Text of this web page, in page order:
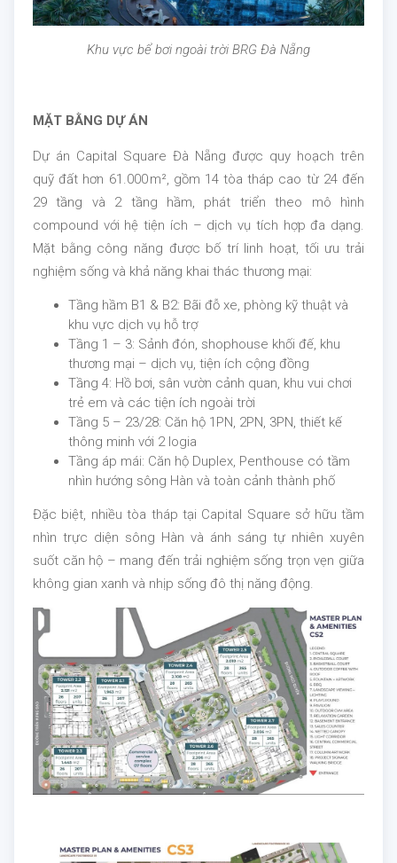
Khu vực bể bơi ngoài trời BRG Đà Nẵng
MẶT BẰNG DỰ ÁN
Dự án Capital Square Đà Nẵng được quy hoạch trên
quỹ đất hơn 61.000 m², gồm 14 tòa tháp cao từ 24 đến
29 tầng và 2 tầng hầm, phát triển theo mô hình
compound với hệ tiện ích – dịch vụ tích hợp đa dạng.
Mặt bằng công năng được bố trí linh hoạt, tối ưu trải
nghiệm sống và khả năng khai thác thương mại:
Tầng hầm B1 & B2: Bãi đỗ xe, phòng kỹ thuật và
khu vực dịch vụ hỗ trợ
Tầng 1 – 3: Sảnh đón, shophouse khối đế, khu
thương mại – dịch vụ, tiện ích cộng đồng
Tầng 4: Hồ bơi, sân vườn cảnh quan, khu vui chơi
trẻ em và các tiện ích ngoài trời
Tầng 5 – 23/28: Căn hộ 1PN, 2PN, 3PN, thiết kế
thông minh với 2 logia
Tầng áp mái: Căn hộ Duplex, Penthouse có tầm
nhìn hướng sông Hàn và toàn cảnh thành phố
Đặc biệt, nhiều tòa tháp tại Capital Square sở hữu tầm
nhìn trực diện sông Hàn và ánh sáng tự nhiên xuyên
suốt căn hộ – mang đến trải nghiệm sống trọn vẹn giữa
không gian xanh và nhịp sống đô thị năng động.